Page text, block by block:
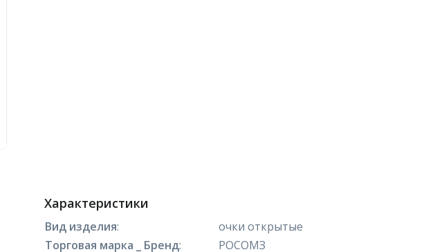
Характеристики
Вид изделия:
очки открытые
Торговая марка _ Бренд:
РОСОМЗ